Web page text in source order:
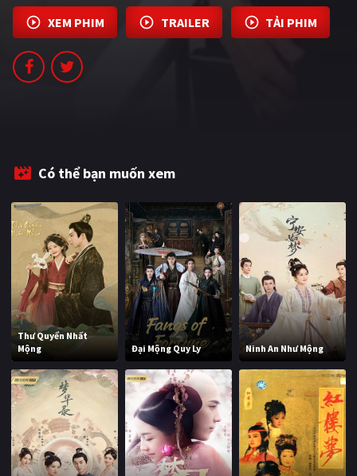
PHIM BỘ
PHIM LẺ
PHIM CHIẾU RẠP
XEM PHIM TRAILER TẢI PHIM
Có thể bạn muốn xem
Thư Quyển Nhất
Mộng
Đại Mộng Quy Ly Ninh An Như Mộng